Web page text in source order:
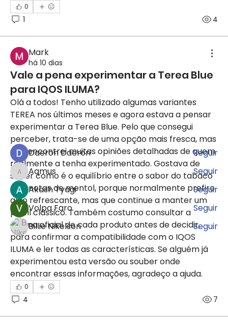
0
1 4
Mark
há 10 dias
Vale a pena experimentar a Terea Blue
para IQOS ILUMA?
Olá a todos! Tenho utilizado algumas variantes
TEREA nos últimos meses e agora estava a pensar
experimentar a Terea Blue. Pelo que consegui
perceber, trata-se de uma opção mais fresca, mas
não encontrei muitas opiniões detalhadas de quem
realmente a tenha experimentado. Gostava de
saber como é o equilíbrio entre o sabor do tabaco
e as notas de mentol, porque normalmente prefiro
algo refrescante, mas que continue a manter um
perfil clássico. Também costumo consultar a
página oficial de cada produto antes de decidir,
para confirmar a compatibilidade com o IQOS
ILUMA e ler todas as características. Se alguém já
experimentou esta versão ou souber onde
encontrar essas informações, agradeço a ajuda.
0
4 7
Informações
Bem-vindo ao grupo! Você pode se conectar com
outros membros...
Leia Mais
membros
Daeron Daeron
Seguir
Aqmus
Aqmus
Seguir
Akash Tyagi
Seguir
Volpa Faro
Seguir
Billie Nikelson
Seguir
Ver todos os membros (50)